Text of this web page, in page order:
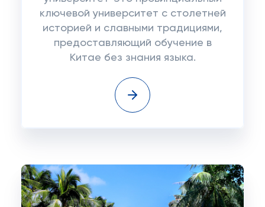
ключевой университет с столетней
историей и славными традициями,
предоставляющий обучение в
Китае без знания языка.